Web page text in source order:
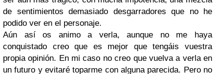
de sentimientos demasiado desgarradores que no he
podido ver en el personaje.
Aún así os animo a verla, aunque no me haya
conquistado creo que es mejor que tengáis vuestra
propia opinión. En mi caso no creo que vuelva a verla en
un futuro y evitaré toparme con alguna parecida. Pero no